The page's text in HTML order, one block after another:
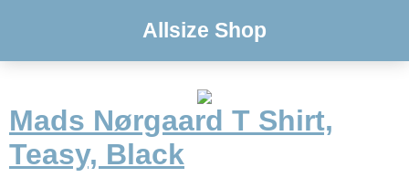
Allsize Shop
Mads Nørgaard T Shirt,
Teasy, Black